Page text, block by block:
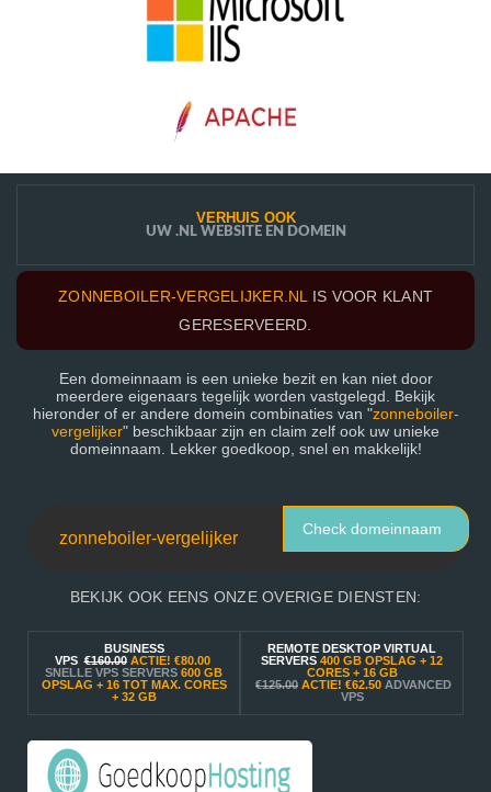
VERHUIS OOK
UW .NL WEBSITE EN DOMEIN
ZONNEBOILER-VERGELIJKER.NL
IS VOOR KLANT
GERESERVEERD.
Een domeinnaam is een unieke bezit en kan niet door
meerdere eigenaars tegelijk worden vastgelegd. Bekijk
hieronder of er andere domein combinaties van "zonneboiler-
vergelijker" beschikbaar zijn en claim zelf ook uw unieke
domeinnaam. Lekker goedkoop, snel en makkelijk!
Check domeinnaam
BEKIJK OOK EENS ONZE OVERIGE DIENSTEN:
BUSINESS
VPS€160.00 ACTIE! €80.00
SNELLE VPS SERVERS 600 GB
OPSLAG + 16 TOT MAX. CORES
+ 32 GB
REMOTE DESKTOP VIRTUAL
SERVERS 400 GB OPSLAG + 12
CORES + 16 GB
€125.00 ACTIE! €62.50 ADVANCED
VPS